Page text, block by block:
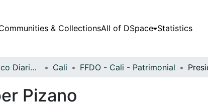
& CollectionsAll of DSpace Statistics
Fondo Fotográfico Diario Occidente Cali FFDO - Cali - Patrimonial
Pizano